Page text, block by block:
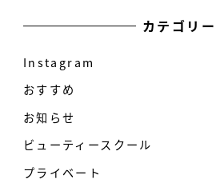
カテゴリー
Instagram
おすすめ
お知らせ
ビューティースクール
プライベート